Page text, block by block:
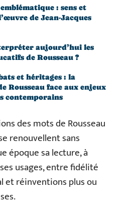
: sens et
de Jean-Jacques
aujourd’hui les
de Rousseau ?
et héritages : la
Rousseau face aux enjeux
contemporains
des mots de Rousseau
renouvellent sans
époque sa lecture, à
usages, entre fidélité
et réinventions plus ou